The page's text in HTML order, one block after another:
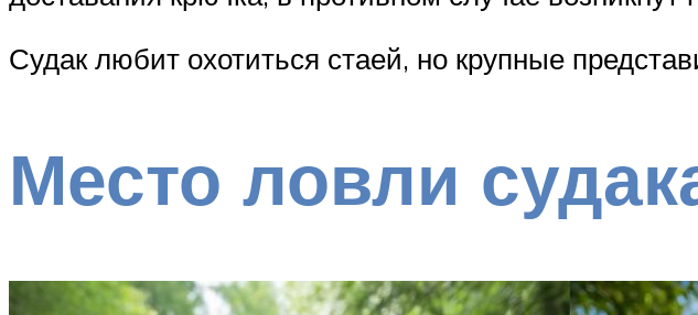
Судак любит охотиться стаей, но крупные
Место ловли